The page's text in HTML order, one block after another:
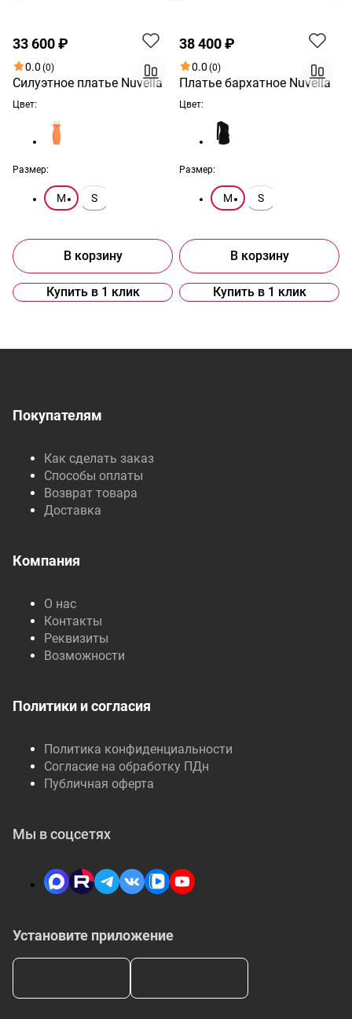
33 600 ₽
0.0 (0)
Силуэтное платье Nuvella
Цвет:
Размер:
M S
В корзину
Купить в 1 клик
38 400 ₽
0.0 (0)
Платье бархатное Nuvella
Цвет:
Размер:
M S
В корзину
Купить в 1 клик
Покупателям
Как сделать заказ
Способы оплаты
Возврат товара
Доставка
Компания
О нас
Контакты
Реквизиты
Возможности
Политики и согласия
Политика конфиденциальности
Согласие на обработку ПДн
Публичная оферта
Установите приложение
Мы в соцсетях